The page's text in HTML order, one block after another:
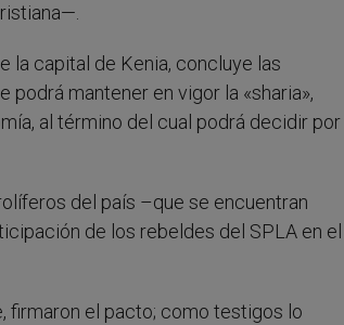
la capital de Kenia, concluye las
podrá mantener en vigor la «sharia»,
al término del cual podrá decidir por
del país –que se encuentran
de los rebeldes del SPLA en el
firmaron el pacto; como testigos lo